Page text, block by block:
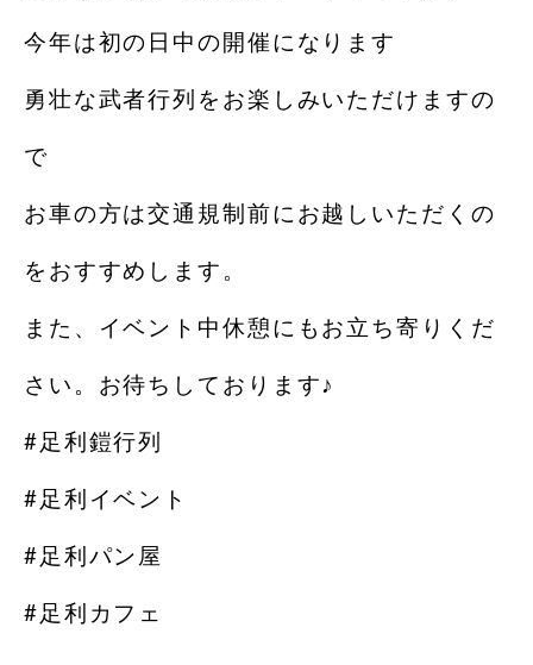
今年は初の日中の開催になります
勇壮な武者行列をお楽しみいただけますの
で
お車の方は交通規制前にお越しいただくの
をおすすめします。
また、イベント中休憩にもお立ち寄りくだ
さい。お待ちしております♪
#足利鎧行列
#足利イベント
#足利パン屋
#足利カフェ